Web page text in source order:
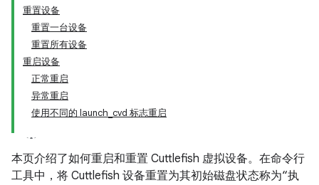
重置设备
重置一台设备
重置所有设备
重启设备
正常重启
异常重启
使用不同的 launch_cvd 标志重启
本页介绍了如何重启和重置 Cuttlefish 虚拟设备。在命令行
工具中，将 Cuttlefish 设备重置为其初始磁盘状态称为“执